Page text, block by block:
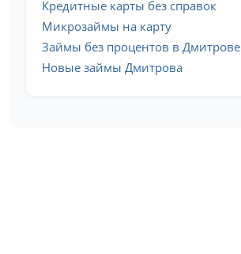
Кредитные карты без справок
Микрозаймы на карту
Займы без процентов в Дмитрове
Новые займы Дмитрова